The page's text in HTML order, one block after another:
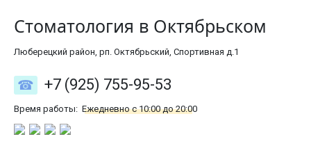
Стоматология в Октябрьском
Люберецкий район, рп. Октябрьский, Спортивная д.1
+7 (925) 755-95-53
Время работы: Ежедневно с 10:00 до 20:00